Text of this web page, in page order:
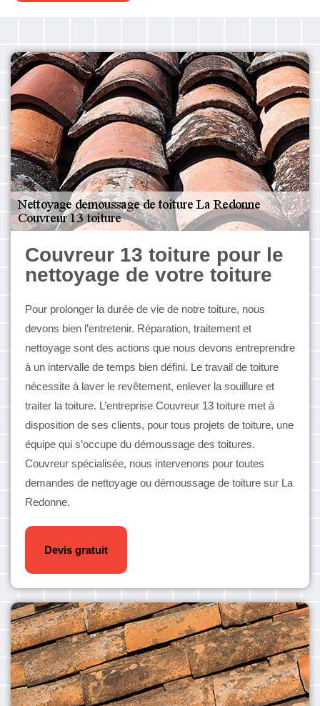
Couvreur 13 toiture pour le
nettoyage de votre toiture
Pour prolonger la durée de vie de notre toiture, nous
devons bien l’entretenir. Réparation, traitement et
nettoyage sont des actions que nous devons entreprendre
à un intervalle de temps bien défini. Le travail de toiture
nécessite à laver le revêtement, enlever la souillure et
traiter la toiture. L’entreprise Couvreur 13 toiture met à
disposition de ses clients, pour tous projets de toiture, une
équipe qui s’occupe du démoussage des toitures.
Couvreur spécialisée, nous intervenons pour toutes
demandes de nettoyage ou démoussage de toiture sur La
Redonne.
Devis gratuit